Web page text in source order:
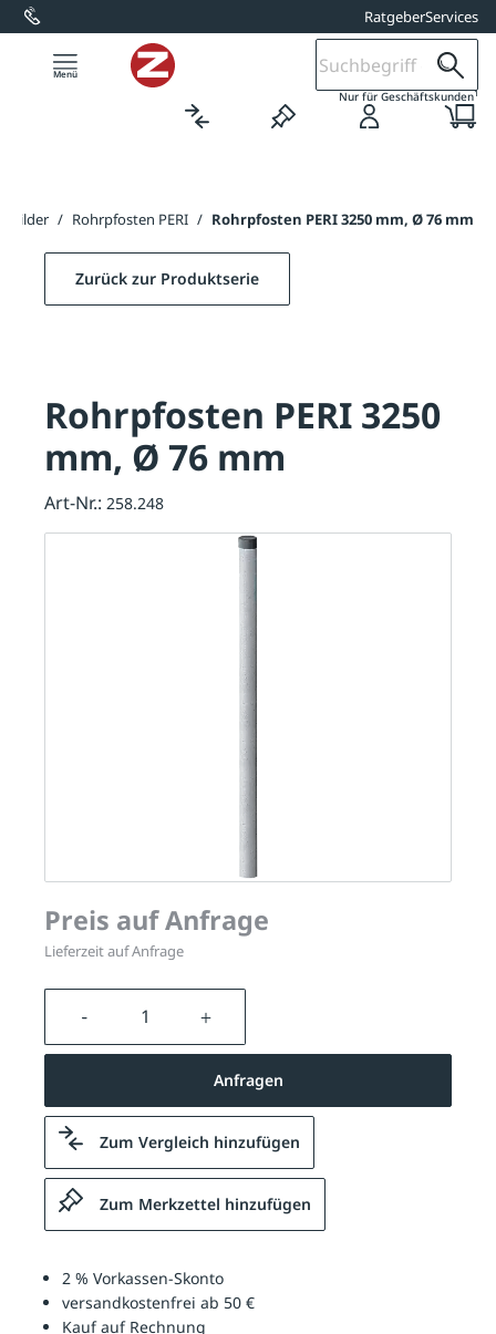
springen RatgeberServices
Nur für Geschäftskunden1
/ Rohrpfosten PERI / Rohrpfosten PERI 3250 mm, Ø 76 mm
Preis auf Anfrage
Lieferzeit auf Anfrage
Produkt Anzahl: Gib den
Anfragen
Zum Vergleich hinzufügen
Zum Merkzettel hinzufügen
2 % Vorkassen-Skonto
versandkostenfrei ab 50 €
Kauf auf Rechnung
Zurück zur Produktserie
Rohrpfosten PERI 3250
mm, Ø 76 mm
Art-Nr.: 258.248